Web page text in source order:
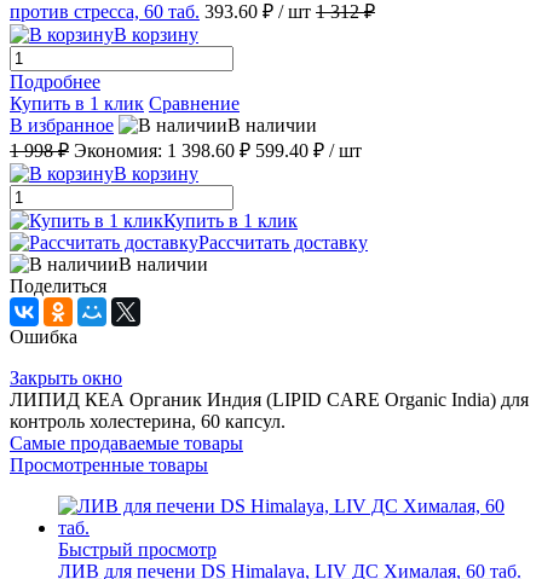
против стресса, 60 таб. 393.60 ₽ / шт 1 312 ₽
В корзину
Подробнее
Купить в 1 клик Сравнение
В избранное
В наличии
1 998 ₽ Экономия: 1 398.60 ₽ 599.40 ₽ / шт
В корзину
Купить в 1 клик
Рассчитать доставку
В наличии
Поделиться
Ошибка
Закрыть окно
ЛИПИД КЕА Органик Индия (LIPID CARE Organic India) для
контроль холестерина, 60 капсул.
Самые продаваемые товары
Просмотренные товары
Быстрый просмотр
ЛИВ для печени DS Himalaya, LIV ДС Хималая, 60 таб.